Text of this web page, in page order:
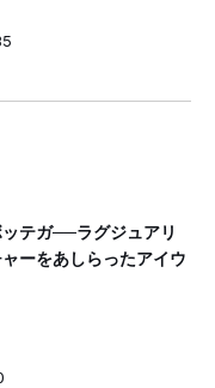
テガ──ラグジュアリ
ーをあしらったアイウ